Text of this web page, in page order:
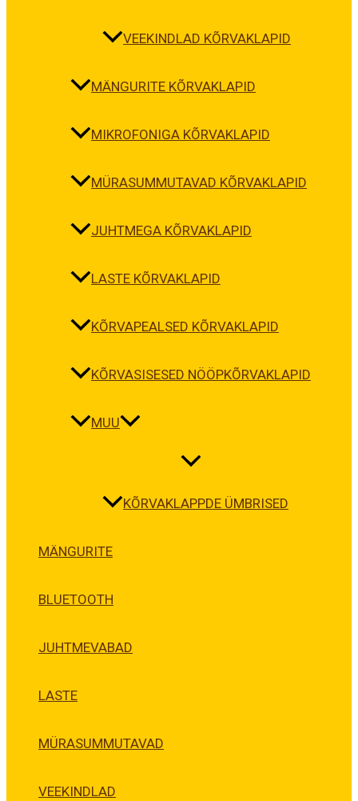
VEEKINDLAD KÕRVAKLAPID
MÄNGURITE KÕRVAKLAPID
MIKROFONIGA KÕRVAKLAPID
MÜRASUMMUTAVAD KÕRVAKLAPID
JUHTMEGA KÕRVAKLAPID
LASTE KÕRVAKLAPID
KÕRVAPEALSED KÕRVAKLAPID
KÕRVASISESED NÖÖPKÕRVAKLAPID
MUU
KÕRVAKLAPPDE ÜMBRISED
MÄNGURITE
BLUETOOTH
JUHTMEVABAD
LASTE
MÜRASUMMUTAVAD
VEEKINDLAD